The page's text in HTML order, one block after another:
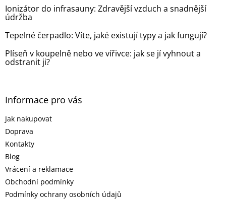
Ionizátor do infrasauny: Zdravější vzduch a snadnější
údržba
Tepelné čerpadlo: Víte, jaké existují typy a jak fungují?
Plíseň v koupelně nebo ve vířivce: jak se jí vyhnout a
odstranit ji?
Informace pro vás
Jak nakupovat
Doprava
Kontakty
Blog
Vrácení a reklamace
Obchodní podmínky
Podmínky ochrany osobních údajů